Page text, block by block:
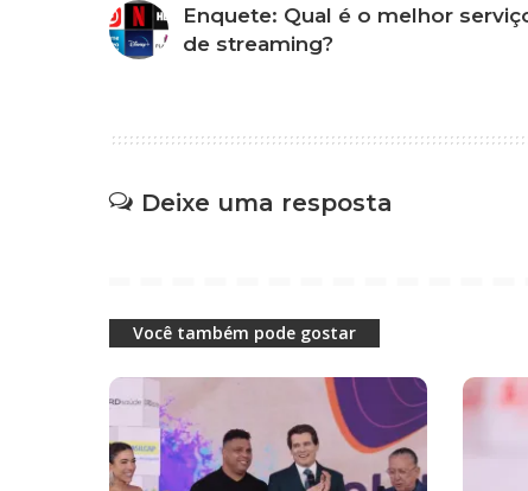
Enquete: Qual é o melhor
de streaming?
Deixe uma resposta
Você também pode gostar